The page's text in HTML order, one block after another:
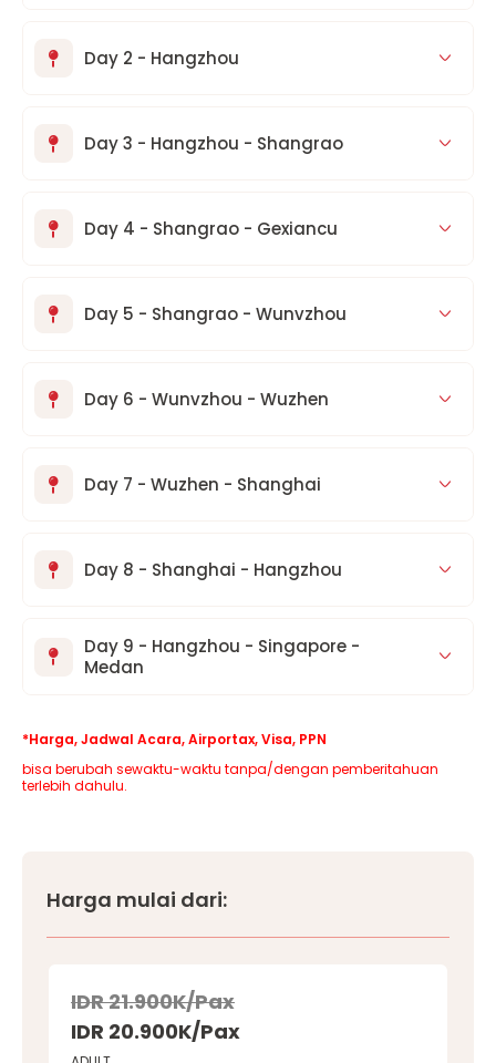
Day 2 - Hangzhou
Day 3 - Hangzhou - Shangrao
Day 4 - Shangrao - Gexiancu
Day 5 - Shangrao - Wunvzhou
Day 6 - Wunvzhou - Wuzhen
Day 7 - Wuzhen - Shanghai
Day 8 - Shanghai - Hangzhou
Day 9 - Hangzhou - Singapore -
Medan
*Harga, Jadwal Acara, Airportax, Visa, PPN
bisa berubah sewaktu-waktu tanpa/dengan pemberitahuan
terlebih dahulu.
Harga mulai dari:
IDR 21.900K/Pax
IDR 20.900K/Pax